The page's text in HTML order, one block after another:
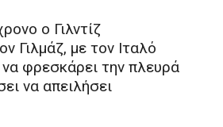
ο Γιλντίζ
Γιλμάζ, με τον Ιταλό
να φρεσκάρει την πλευρά
να απειλήσει